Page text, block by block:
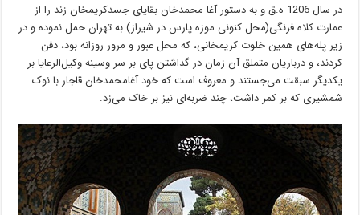
در سال 1206 ه.ق و به دستور آغا محمدخان بقایای جسدکریمخان زند را از
عمارت کلاه فرنگی(محل کنونی موزه پارس در شیراز) به تهران حمل نموده و در
زیر پله‌های همین خلوت کریمخانی، که محل عبور و مرور روزانه بود، دفن
کردند، و درباریان متملق آن زمان در گذاشتن پای بر سر وسینه وکیل‌الرعایا بر
یکدیگر سبقت می‌جستند و معروف است که خود آغامحمدخان قاجار با نوک
شمشیری که بر کمر داشت، چند ضربه‌ای نیز بر خاک می‌‌زد.